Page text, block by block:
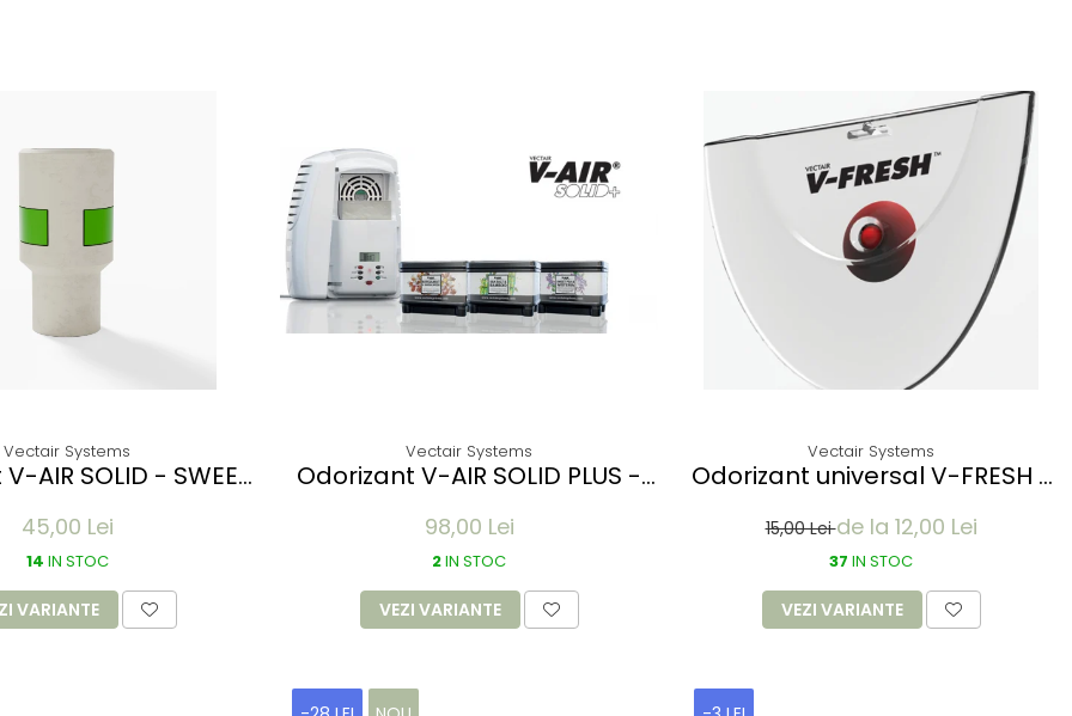
Vectair Systems
AIR SOLID - SWEET
45,00 Lei
14 IN STOC
VARIANTE
Vectair Systems
Odorizant V-AIR SOLID PLUS -
98,00 Lei
2IN STOC
VEZI VARIANTE
Vectair Systems
Odorizant universal V-FRESH -
15,00 Leide la 12,00 Lei
37 IN STOC
VEZI VARIANTE